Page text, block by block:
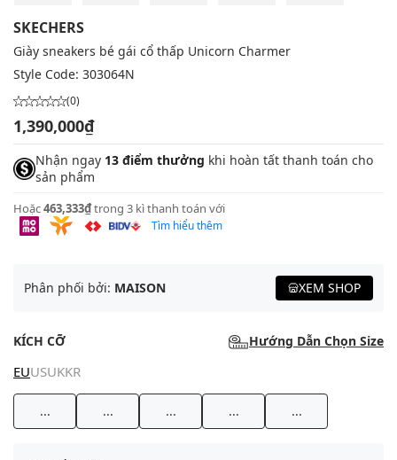
SKECHERS
Giày sneakers bé gái cổ thấp Unicorn Charmer
Style Code: 303064N
(0)
1,390,000₫
Nhận ngay 13 điểm thưởng khi hoàn tất thanh toán cho
sản phẩm
Hoặc463,333₫trong 3 kì thanh toán với
Tìm hiểu thêm
Phân phối bởi: MAISON XEM SHOP
KÍCH CỠ Hướng Dẫn Chọn Size
EUUSUKKR
... ... ... ... ...